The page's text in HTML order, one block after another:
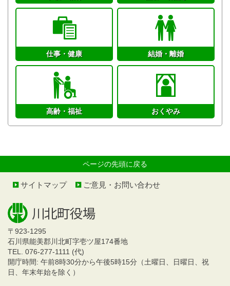
仕事・健康 結婚・離婚
高齢・福祉 おくやみ
ページの先頭に戻る
サイトマップ ご意見・お問い合わせ
〒923-1295
石川県能美郡川北町字壱ツ屋174番地
TEL. 076-277-1111 (代)
開庁時間: 午前8時30分から午後5時15分（土曜日、日曜日、祝
日、年末年始を除く）